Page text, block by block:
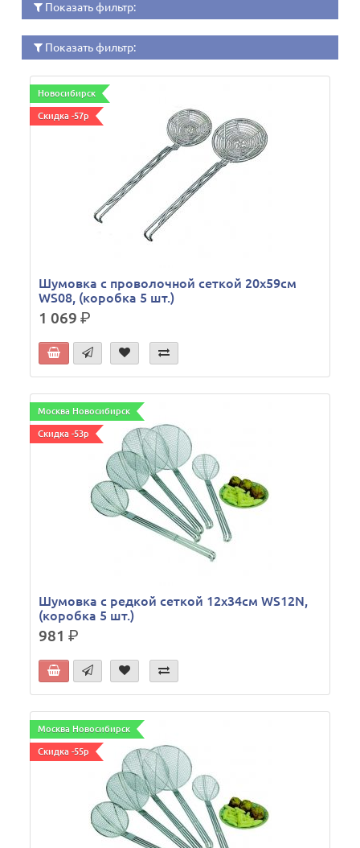
Показать фильтр:
Показать фильтр:
Новосибирск
Скидка -57р
Шумовка с проволочной сеткой 20х59см
WS08, (коробка 5 шт.)
1 069р.
Москва Новосибирск
Скидка -53р
Шумовка с редкой сеткой 12х34см WS12N,
(коробка 5 шт.)
981р.
Москва Новосибирск
Скидка -55р